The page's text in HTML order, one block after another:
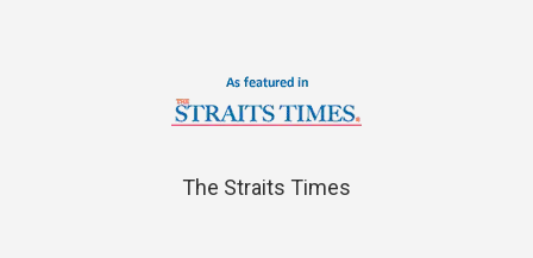
The Straits Times